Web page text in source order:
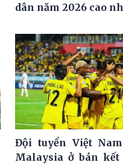
dân năm 2026 cao
Đội tuyển Việt
Malaysia ở bán kết